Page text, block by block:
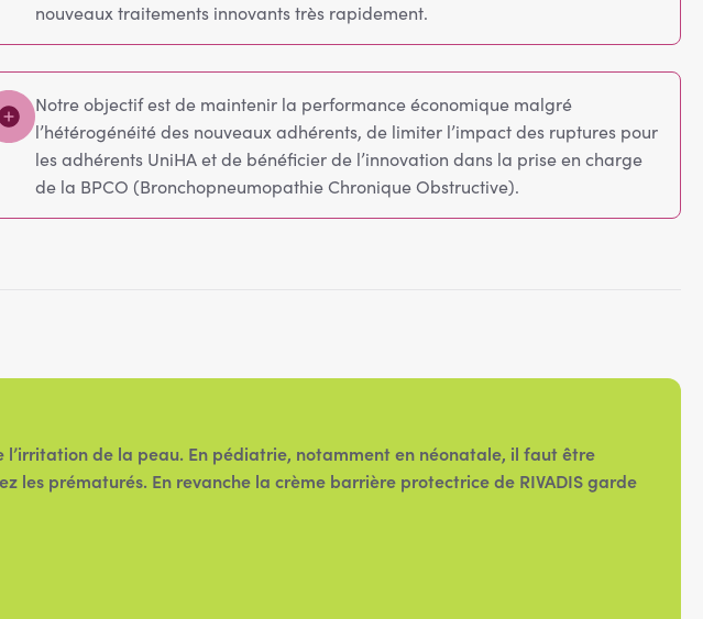
nouveaux traitements innovants très rapidement.
Notre objectif est de maintenir la performance économique malgré
l’hétérogénéité des nouveaux adhérents, de limiter l’impact des ruptures pour
les adhérents UniHA et de bénéficier de l’innovation dans la prise en charge
de la BPCO (Bronchopneumopathie Chronique Obstructive).
de la peau. En pédiatrie, notamment en néonatale, il faut être
les prématurés. En revanche la crème barrière protectrice de RIVADIS garde